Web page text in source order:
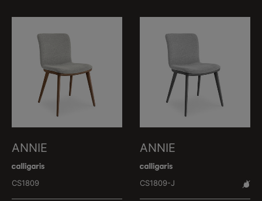
ANNIE
CS1809
ANNIE
CS1809-J